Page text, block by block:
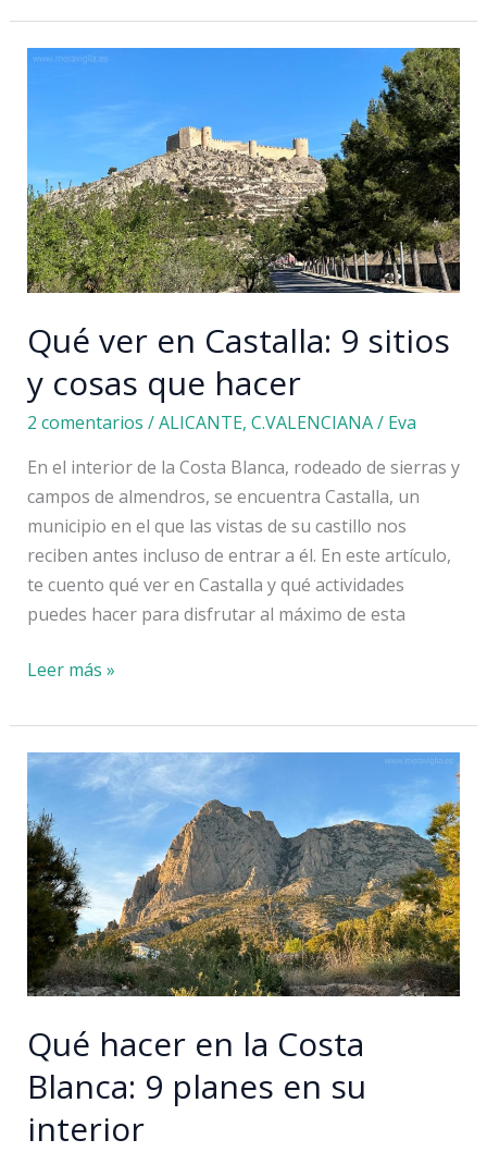
mar,
cultura
gastronomía
través
de
estas
experiencias
Qué ver en Castalla: 9 sitios
y cosas que hacer
2 comentarios /ALICANTE, C.VALENCIANA/ Eva
En el interior de la Costa Blanca, rodeado de sierras y
campos de almendros, se encuentra Castalla, un
municipio en el que las vistas de su castillo nos
reciben antes incluso de entrar a él. En este artículo,
te cuento qué ver en Castalla y qué actividades
puedes hacer para disfrutar al máximo de esta
Qué
en
Castalla:
sitios
y
cosas
que
hacer
Leer más »
Qué hacer en la Costa
Blanca: 9 planes en su
interior